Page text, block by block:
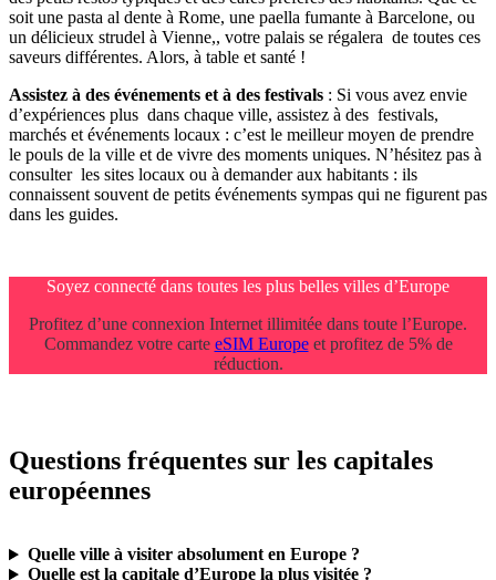
soit une pasta al dente à Rome, une paella fumante à Barcelone, ou
un délicieux strudel à Vienne,, votre palais se régalera de toutes ces
saveurs différentes. Alors, à table et santé !
Assistez à des événements et à des festivals : Si vous avez envie
d’expériences plus dans chaque ville, assistez à des festivals,
marchés et événements locaux : c’est le meilleur moyen de prendre
le pouls de la ville et de vivre des moments uniques. N’hésitez pas à
consulter les sites locaux ou à demander aux habitants : ils
connaissent souvent de petits événements sympas qui ne figurent pas
dans les guides.
Soyez connecté dans toutes les plus belles villes d’Europe
Profitez d’une connexion Internet illimitée dans toute l’Europe.
Commandez votre carte eSIM Europeet profitez de 5% de
réduction.
Questions fréquentes sur les capitales
européennes
Quelle ville à visiter absolument en Europe ?
Quelle est la capitale d’Europe la plus visitée ?